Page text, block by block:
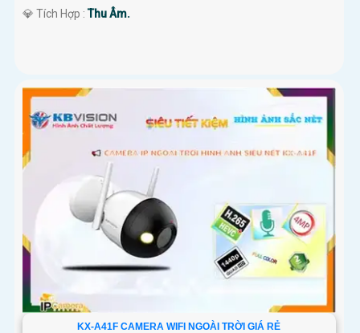
️💎 Tích Hợp :Thu Âm.
KX-A41F CAMERA WIFI NGOÀI TRỜI GIÁ RẺ